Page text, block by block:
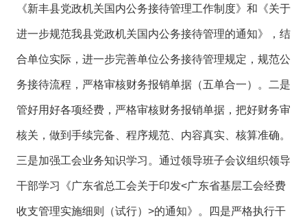
《新丰县党政机关国内公务接待管理工作制度》和《关于
进一步规范我县党政机关国内公务接待管理的通知》，结
合单位实际，进一步完善单位公务接待管理规定，规范公
务接待流程，严格审核财务报销单据（五单合一）。二是
管好用好各项经费，严格审核财务报销单据，把好财务审
核关，做到手续完备、程序规范、内容真实、核算准确。
三是加强工会业务知识学习。通过领导班子会议组织领导
干部学习《广东省总工会关于印发<广东省基层工会经费
收支管理实施细则（试行）>的通知》。四是严格执行干